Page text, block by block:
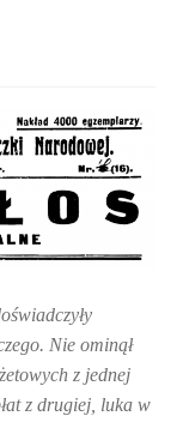
potomne
Rozwiń
potomne
Rozwiń
menu
Rozwiń
menu
potomne
Nie ominął
z jednej
z drugiej, luka w